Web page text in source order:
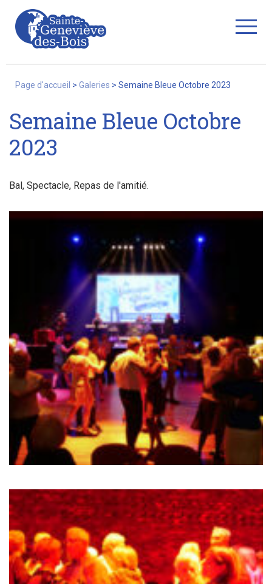
La Ville
Services
Commerces/associations
Sortir à Ste Gen’
Page d'accueil > Galeries > Semaine Bleue Octobre 2023
Semaine Bleue Octobre
2023
Bal, Spectacle, Repas de l'amitié.